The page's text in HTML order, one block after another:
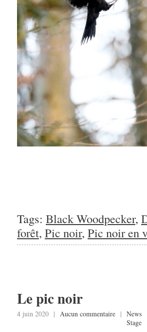
Tags: Black Woodpecker,
forêt, Pic noir, Pic noir en
Le pic noir
4 juin 2020 | Aucun commentaire | News
Stage